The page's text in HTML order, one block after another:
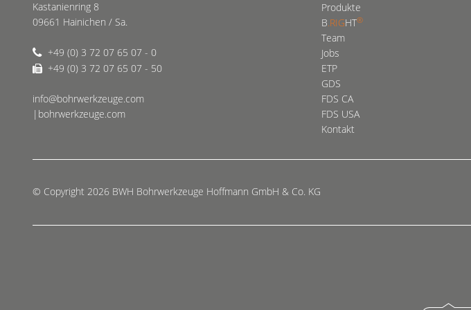
Kastanienring 8
09661 Hainichen / Sa.
+49 (0) 3 72 07 65 07 - 0
+49 (0) 3 72 07 65 07 - 50
info@bohrwerkzeuge.com
|bohrwerkzeuge.com
Produkte
B.RIGHT®
Team
Jobs
ETP
GDS
FDS CA
FDS USA
Kontakt
© Copyright 2026 BWH Bohrwerkzeuge Hoffmann GmbH & Co. KG